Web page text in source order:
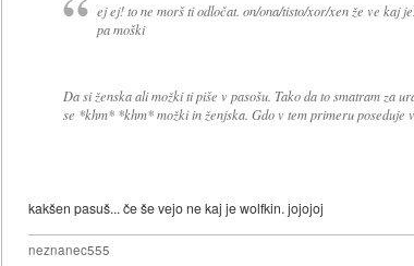
ej ej! to ne morš ti odločat. on/ona/tisto/xor/xen že ve kaj
pa moški
Da si ženska ali možki ti piše v pasošu. Tako da to smatram za
se *khm* *khm* možki in ženjska. Gdo v tem primeru poseduje
kakšen pasuš... če še vejo ne kaj je wolfkin. jojojoj
neznanec555